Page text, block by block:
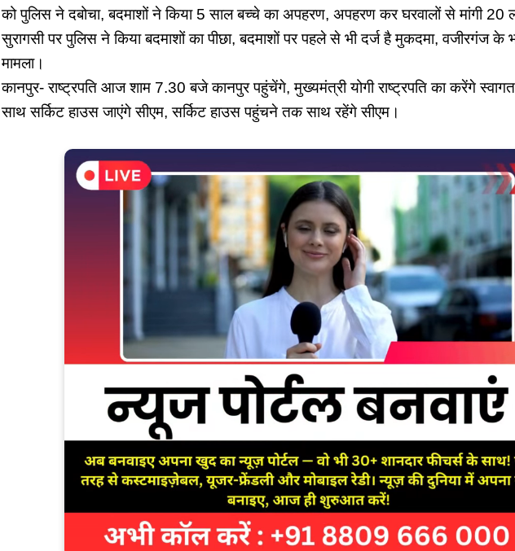
को पुलिस ने दबोचा, बदमाशों ने किया 5 साल बच्चे का अपहरण, अपहरण कर घरवालों से मांगी 20
सुरागसी पर पुलिस ने किया बदमाशों का पीछा, बदमाशों पर पहले से भी दर्ज है मुकदमा, वजीरगंज के
मामला।
कानपुर- राष्ट्रपति आज शाम 7.30 बजे कानपुर पहुंचेंगे, मुख्यमंत्री योगी राष्ट्रपति का करेंगे
साथ सर्किट हाउस जाएंगे सीएम, सर्किट हाउस पहुंचने तक साथ रहेंगे सीएम।